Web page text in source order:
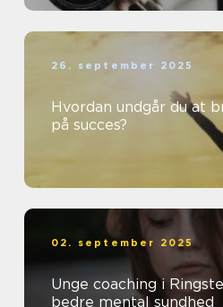
26. september 2025
Hvordan undgår du at
på succes?
02. september 2025
Unge coaching i
bedre mental sundhed